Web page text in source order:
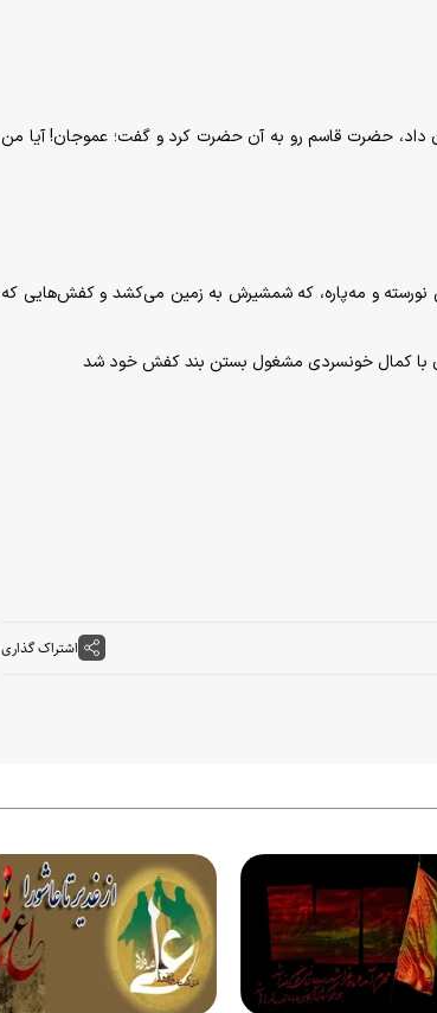
داد، حضرت قاسم رو به آن حضرت کرد و گفت؛ عموجان! آیا من
نورسته و مه‌پاره، که شمشیرش به زمین می‌کشد و کفش‌هایى که
با کمال خونسردی مشغول بستن بند کفش خود شد
اشتراک گذاری